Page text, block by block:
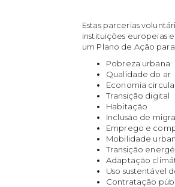
Estas parcerias
instituições europeias
um Plano de Ação
Pobreza urbana
Qualidade do ar
Economia
Transição digital
Habitação
Inclusão de
Emprego e
Mobilidade
Transição
Adaptação
Uso sustentável
Contratação